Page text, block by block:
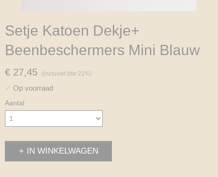
Setje Katoen Dekje+
Beenbeschermers Mini Blauw
€ 27,45 (inclusief btw 21%)
✓ Op voorraad
Aantal
IN WINKELWAGEN